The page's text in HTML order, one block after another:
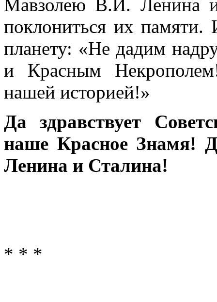
Мавзолею В.И. Ленина
поклониться их
планету: «Не дадим
и Красным
нашей историей!»
Да здравствует
наше Красное Знамя!
Ленина и Сталина!
* * *